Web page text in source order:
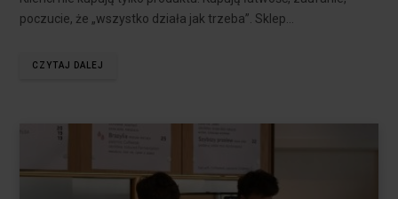
poczucie, że „wszystko działa jak trzeba”. Sklep…
CZYTAJ DALEJ